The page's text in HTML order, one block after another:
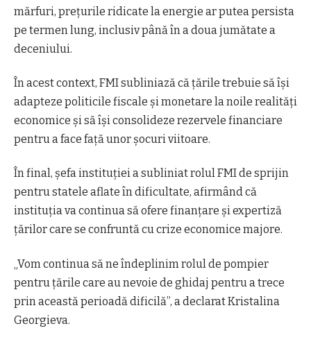
mărfuri, prețurile ridicate la energie ar putea persista
pe termen lung, inclusiv până în a doua jumătate a
deceniului.
În acest context, FMI subliniază că țările trebuie să își
adapteze politicile fiscale și monetare la noile realități
economice și să își consolideze rezervele financiare
pentru a face față unor șocuri viitoare.
În final, șefa instituției a subliniat rolul FMI de sprijin
pentru statele aflate în dificultate, afirmând că
instituția va continua să ofere finanțare și expertiză
țărilor care se confruntă cu crize economice majore.
„Vom continua să ne îndeplinim rolul de pompier
pentru țările care au nevoie de ghidaj pentru a trece
prin această perioadă dificilă”, a declarat Kristalina
Georgieva.